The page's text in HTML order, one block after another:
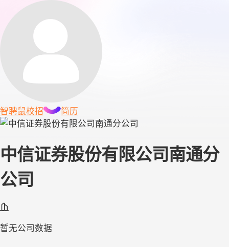
智聘鼠校招 简历
中信证券股份有限公司南通分
公司
暂无公司数据